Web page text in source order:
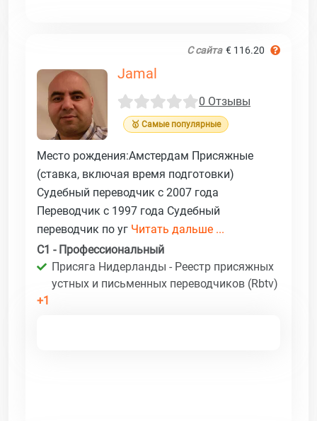
С сайта € 116.20
Jamal
0 Отзывы
🥇 Самые популярные
Место рождения:Амстердам Присяжные
(ставка, включая время подготовки)
Судебный переводчик с 2007 года
Переводчик с 1997 года Судебный
переводчик по уг Читать дальше ...
C1 - Профессиональный
Присяга Нидерланды - Реестр присяжных
устных и письменных переводчиков (Rbtv)
+1